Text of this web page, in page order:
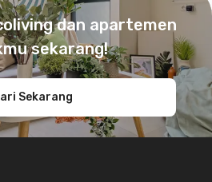
dan apartemen
sekarang!
Sekarang